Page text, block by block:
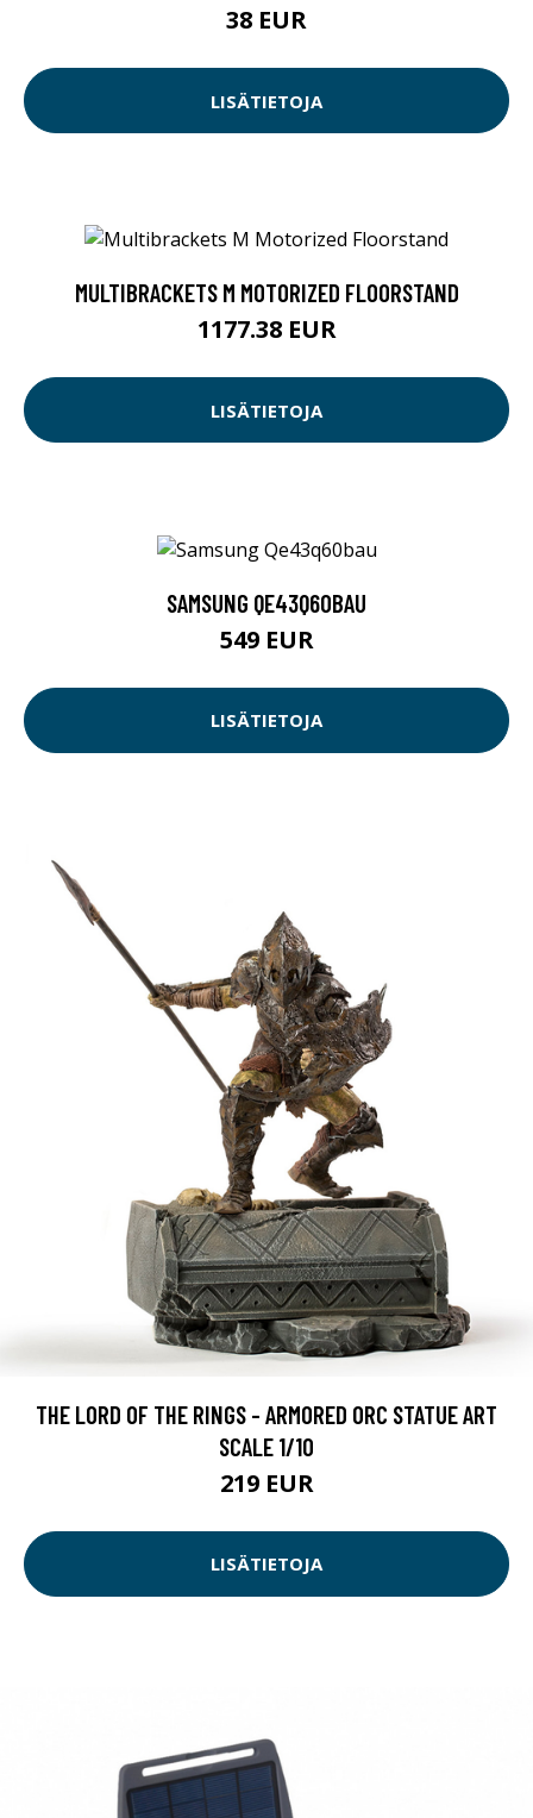
38 EUR
LISÄTIETOJA
MULTIBRACKETS M MOTORIZED FLOORSTAND
1177.38 EUR
LISÄTIETOJA
SAMSUNG QE43Q60BAU
549 EUR
LISÄTIETOJA
THE LORD OF THE RINGS - ARMORED ORC STATUE ART
SCALE 1/10
219 EUR
LISÄTIETOJA